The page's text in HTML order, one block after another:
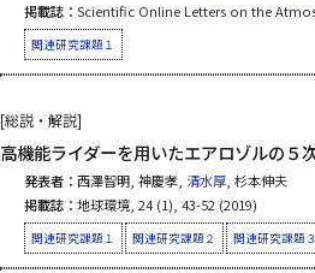
掲載誌： Scientific Online Letters on the
関連研究課題１
[総説・解説]
高機能ライダーを用いたエアロゾルの５
発表者： 西澤智明, 神慶孝, 清水厚 , 杉本伸夫
掲載誌： 地球環境, 24 (1), 43-52 (2019)
関連研究課題１ 関連研究課題２ 関連研究課題３